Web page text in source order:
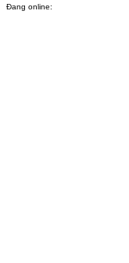
Đang online: